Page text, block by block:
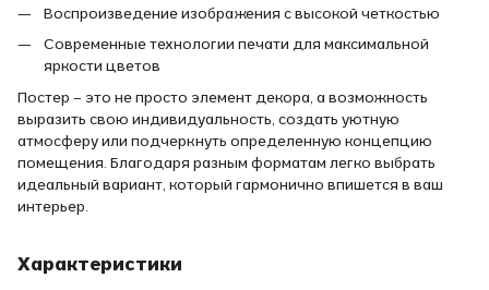
Воспроизведение изображения с высокой четкостью
Современные технологии печати для максимальной
яркости цветов
Постер – это не просто элемент декора, а возможность
выразить свою индивидуальность, создать уютную
атмосферу или подчеркнуть определенную концепцию
помещения. Благодаря разным форматам легко выбрать
идеальный вариант, который гармонично впишется в ваш
интерьер.
Характеристики